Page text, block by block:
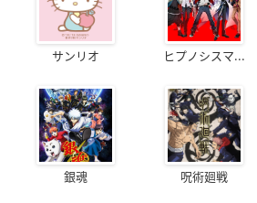
サンリオ ヒプノシスマ...
銀魂 呪術廻戦